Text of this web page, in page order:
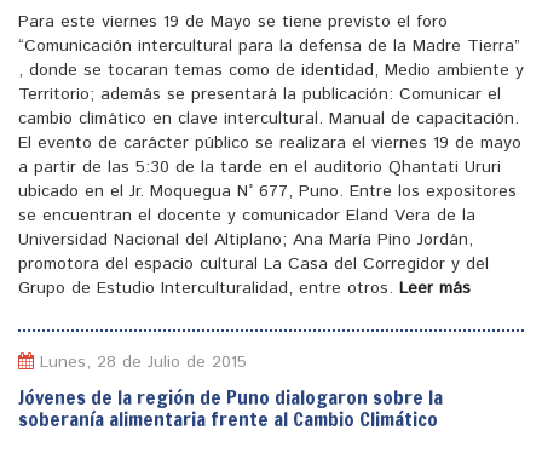
"Maestría en Religiones y culturas Andinas"
Para este viernes 19 de Mayo se tiene previsto el foro
“Comunicación intercultural para la defensa de la Madre Tierra”
, donde se tocaran temas como de identidad, Medio ambiente y
Territorio; además se presentará la publicación: Comunicar el
cambio climático en clave intercultural. Manual de capacitación.
El evento de carácter público se realizara el viernes 19 de mayo
a partir de las 5:30 de la tarde en el auditorio Qhantati Ururi
ubicado en el Jr. Moquegua N° 677, Puno. Entre los expositores
se encuentran el docente y comunicador Eland Vera de la
Universidad Nacional del Altiplano; Ana María Pino Jordán,
promotora del espacio cultural La Casa del Corregidor y del
Grupo de Estudio Interculturalidad, entre otros. Leer más
Lunes, 28 de Julio de 2015
Jóvenes de la región de Puno dialogaron sobre la
soberanía alimentaria frente al Cambio Climático